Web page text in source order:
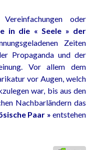
oder
in die « Seele » der
Zeiten
Propaganda und der
Vor allem dem
vor Augen, welch
war, bis aus den
Nachbarländern das
Paar » entstehen